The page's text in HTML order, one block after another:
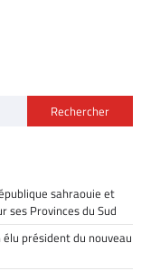
Rechercher
sahraouie et
ses Provinces du Sud
président du nouveau